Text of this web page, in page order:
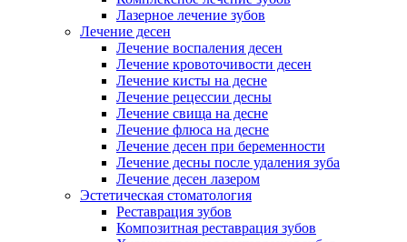
Лазерное лечение зубов
Лечение десен
Лечение воспаления десен
Лечение кровоточивости десен
Лечение кисты на десне
Лечение рецессии десны
Лечение свища на десне
Лечение флюса на десне
Лечение десен при беременности
Лечение десны после удаления зуба
Лечение десен лазером
Эстетическая стоматология
Реставрация зубов
Композитная реставрация зубов